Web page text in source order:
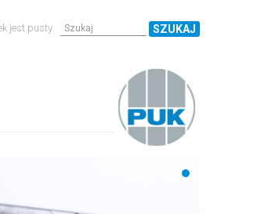
SZUKAJ
jest pusty